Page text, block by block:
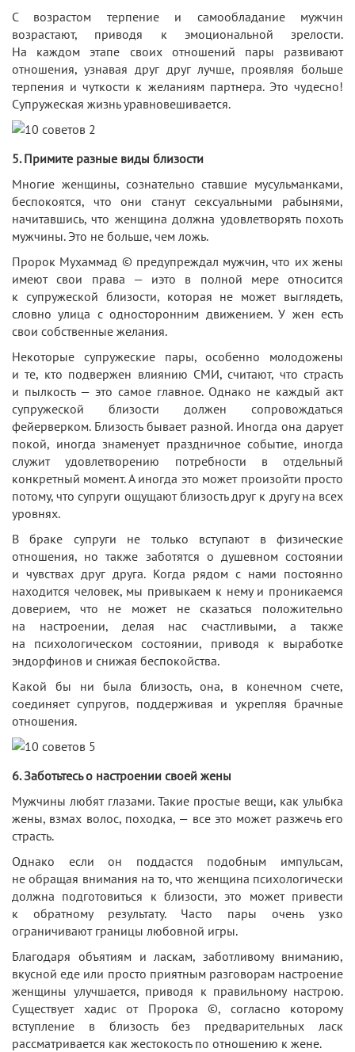
С возрастом терпение и самообладание мужчин
возрастают, приводя к эмоциональной зрелости.
На каждом этапе своих отношений пары развивают
отношения, узнавая друг друг лучше, проявляя больше
терпения и чуткости к желаниям партнера. Это чудесно!
Супружеская жизнь уравновешивается.
5. Примите разные виды близости
Многие женщины, сознательно ставшие мусульманками,
беспокоятся, что они станут сексуальными рабынями,
начитавшись, что женщина должна удовлетворять похоть
мужчины. Это не больше, чем ложь.
Пророк Мухаммад © предупреждал мужчин, что их жены
имеют свои права — иэто в полной мере относится
к супружеской близости, которая не может выглядеть,
словно улица с односторонним движением. У жен есть
свои собственные желания.
Некоторые супружеские пары, особенно молодожены
и те, кто подвержен влиянию СМИ, считают, что страсть
и пылкость — это самое главное. Однако не каждый акт
супружеской близости должен сопровождаться
фейерверком. Близость бывает разной. Иногда она дарует
покой, иногда знаменует праздничное событие, иногда
служит удовлетворению потребности в отдельный
конкретный момент. А иногда это может произойти просто
потому, что супруги ощущают близость друг к другу на всех
уровнях.
В браке супруги не только вступают в физические
отношения, но также заботятся о душевном состоянии
и чувствах друг друга. Когда рядом с нами постоянно
находится человек, мы привыкаем к нему и проникаемся
доверием, что не может не сказаться положительно
на настроении, делая нас счастливыми, а также
на психологическом состоянии, приводя к выработке
эндорфинов и снижая беспокойства.
Какой бы ни была близость, она, в конечном счете,
соединяет супругов, поддерживая и укрепляя брачные
отношения.
6. Заботьтесь о настроении своей жены
Мужчины любят глазами. Такие простые вещи, как улыбка
жены, взмах волос, походка, — все это может разжечь его
страсть.
Однако если он поддастся подобным импульсам,
не обращая внимания на то, что женщина психологически
должна подготовиться к близости, это может привести
к обратному результату. Часто пары очень узко
ограничивают границы любовной игры.
Благодаря объятиям и ласкам, заботливому вниманию,
вкусной еде или просто приятным разговорам настроение
женщины улучшается, приводя к правильному настрою.
Существует хадис от Пророка ©, согласно которому
вступление в близость без предварительных ласк
рассматривается как жестокость по отношению к жене.